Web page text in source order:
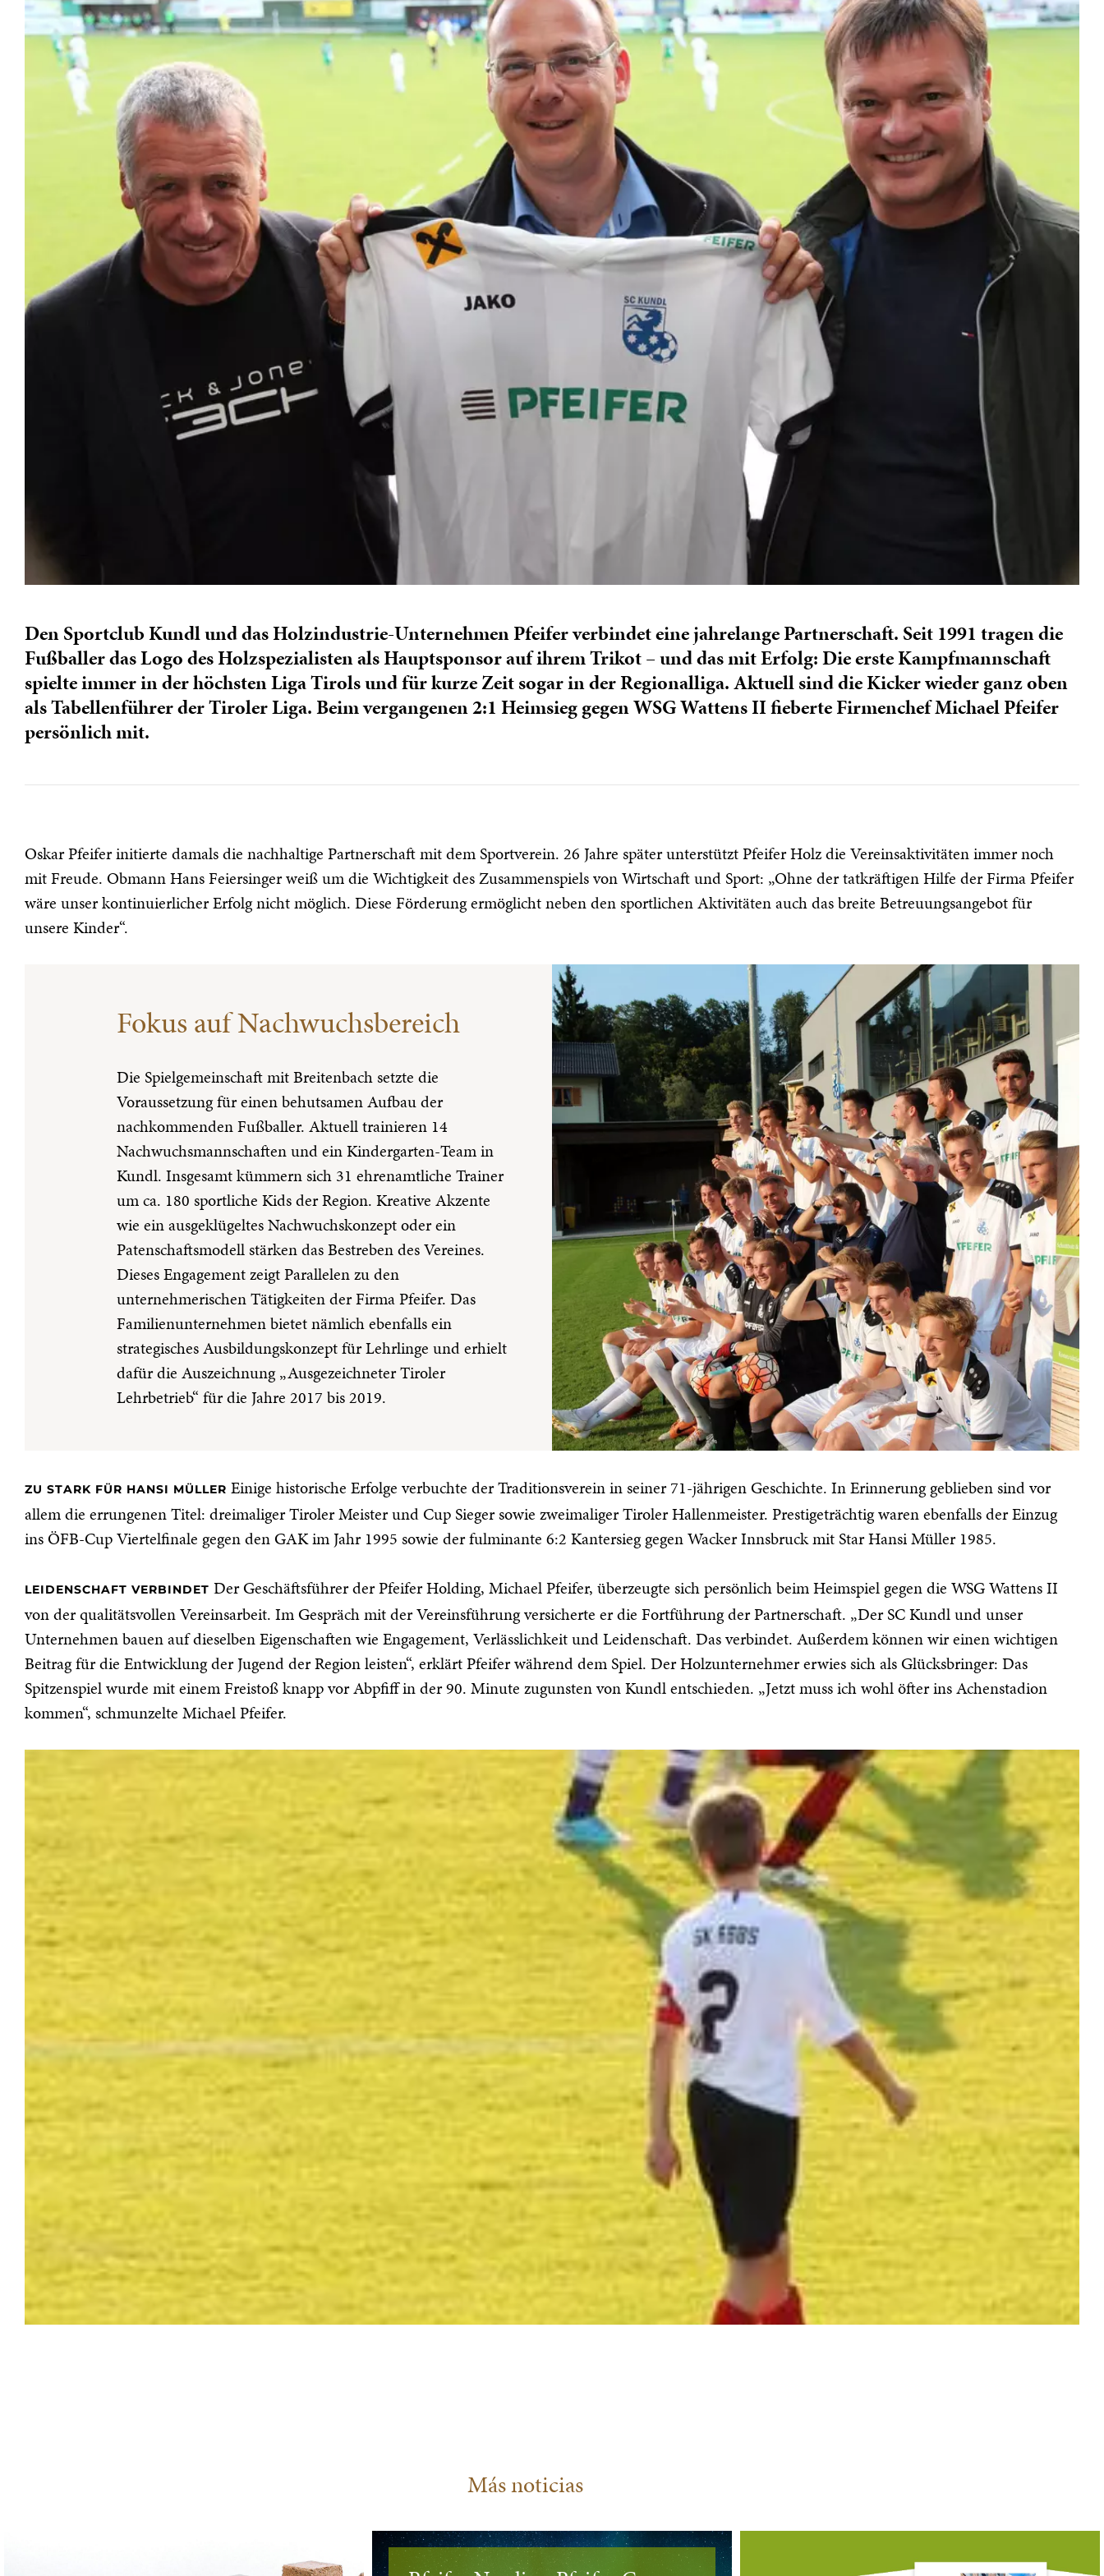
Den Sportclub Kundl und das Holzindustrie-Unternehmen Pfeifer verbindet eine jahrelange Partnerschaft. Seit 1991 tragen die
Fußballer das Logo des Holzspezialisten als Hauptsponsor auf ihrem Trikot – und das mit Erfolg: Die erste Kampfmannschaft
spielte immer in der höchsten Liga Tirols und für kurze Zeit sogar in der Regionalliga. Aktuell sind die Kicker wieder ganz oben
als Tabellenführer der Tiroler Liga. Beim vergangenen 2:1 Heimsieg gegen WSG Wattens II fieberte Firmenchef Michael Pfeifer
persönlich mit.
Oskar Pfeifer initierte damals die nachhaltige Partnerschaft mit dem Sportverein. 26 Jahre später unterstützt Pfeifer Holz die Vereinsaktivitäten immer noch
mit Freude. Obmann Hans Feiersinger weiß um die Wichtigkeit des Zusammenspiels von Wirtschaft und Sport: „Ohne der tatkräftigen Hilfe der Firma Pfeifer
wäre unser kontinuierlicher Erfolg nicht möglich. Diese Förderung ermöglicht neben den sportlichen Aktivitäten auch das breite Betreuungsangebot für
unsere Kinder“.
Fokus auf Nachwuchsbereich
Die Spielgemeinschaft mit Breitenbach setzte die
Voraussetzung für einen behutsamen Aufbau der
nachkommenden Fußballer. Aktuell trainieren 14
Nachwuchsmannschaften und ein Kindergarten-Team in
Kundl. Insgesamt kümmern sich 31 ehrenamtliche Trainer
um ca. 180 sportliche Kids der Region. Kreative Akzente
wie ein ausgeklügeltes Nachwuchskonzept oder ein
Patenschaftsmodell stärken das Bestreben des Vereines.
Dieses Engagement zeigt Parallelen zu den
unternehmerischen Tätigkeiten der Firma Pfeifer. Das
Familienunternehmen bietet nämlich ebenfalls ein
strategisches Ausbildungskonzept für Lehrlinge und erhielt
dafür die Auszeichnung „Ausgezeichneter Tiroler
Lehrbetrieb“ für die Jahre 2017 bis 2019.
ZU STARK FÜR HANSI MÜLLER Einige historische Erfolge verbuchte der Traditionsverein in seiner 71-jährigen Geschichte. In Erinnerung geblieben sind vor
allem die errungenen Titel: dreimaliger Tiroler Meister und Cup Sieger sowie zweimaliger Tiroler Hallenmeister. Prestigeträchtig waren ebenfalls der Einzug
ins ÖFB-Cup Viertelfinale gegen den GAK im Jahr 1995 sowie der fulminante 6:2 Kantersieg gegen Wacker Innsbruck mit Star Hansi Müller 1985.
LEIDENSCHAFT VERBINDET Der Geschäftsführer der Pfeifer Holding, Michael Pfeifer, überzeugte sich persönlich beim Heimspiel gegen die WSG Wattens II
von der qualitätsvollen Vereinsarbeit. Im Gespräch mit der Vereinsführung versicherte er die Fortführung der Partnerschaft. „Der SC Kundl und unser
Unternehmen bauen auf dieselben Eigenschaften wie Engagement, Verlässlichkeit und Leidenschaft. Das verbindet. Außerdem können wir einen wichtigen
Beitrag für die Entwicklung der Jugend der Region leisten“, erklärt Pfeifer während dem Spiel. Der Holzunternehmer erwies sich als Glücksbringer: Das
Spitzenspiel wurde mit einem Freistoß knapp vor Abpfiff in der 90. Minute zugunsten von Kundl entschieden. „Jetzt muss ich wohl öfter ins Achenstadion
kommen“, schmunzelte Michael Pfeifer.
Más noticias